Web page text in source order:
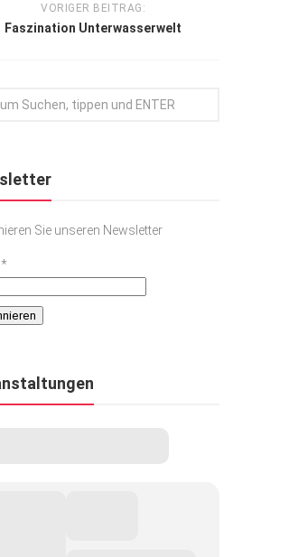
VORIGER BEITRAG:
Faszination Unterwasserwelt
Sie unseren Newsletter